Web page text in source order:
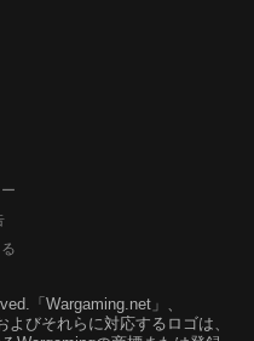
「Wargaming.net」、
よびそれらに対応するロゴは、